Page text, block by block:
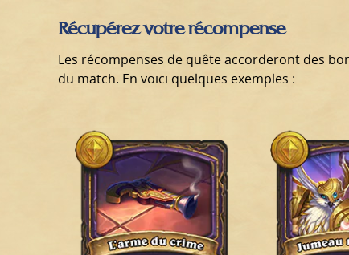
Récupérez votre récompense
Les récompenses de quête accorderont des
du match. En voici quelques exemples :